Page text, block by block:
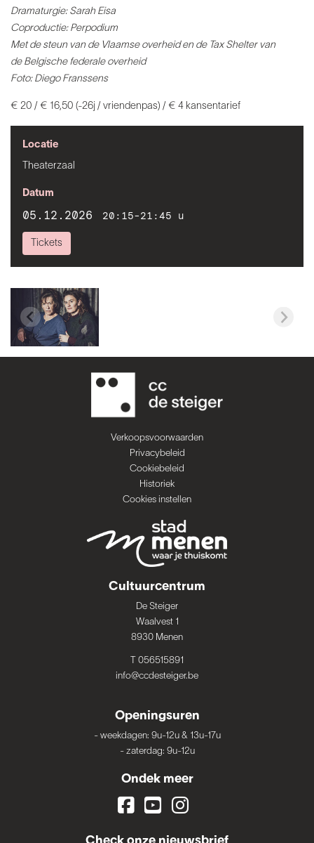
Dramaturgie: Sarah Eisa
Coproductie: Perpodium
Met de steun van de Vlaamse overheid en de Tax Shelter van
de Belgische federale overheid
Foto: Diego Franssens
€ 20 / € 16,50 (-26j / vriendenpas) / € 4 kansentarief
Locatie
Theaterzaal
Datum
05.12.2026 20:15-21:45 u
Tickets
Verkoopsvoorwaarden
Privacybeleid
Cookiebeleid
Historiek
Cookies instellen
Cultuurcentrum
De Steiger
Waalvest 1
8930 Menen
T 056515891
info@ccdesteiger.be
Openingsuren
- weekdagen: 9u-12u & 13u-17u
- zaterdag: 9u-12u
Ondek meer